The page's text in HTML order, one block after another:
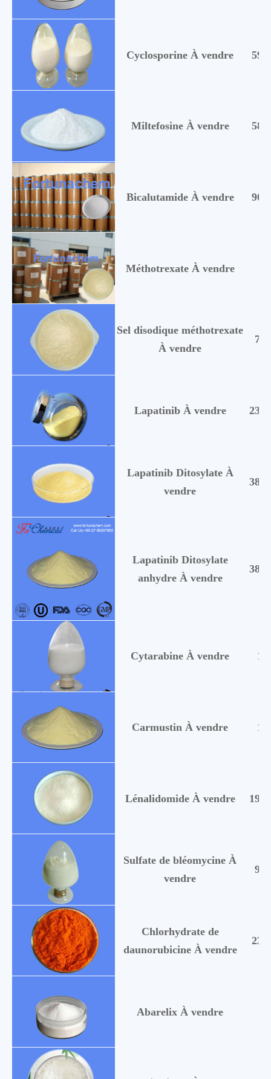
Cyclosporine À vendre
Miltefosine À vendre
Bicalutamide À vendre
Méthotrexate À vendre
Sel disodique méthotrexate
À vendre
Lapatinib À vendre
Lapatinib Ditosylate À
vendre
Lapatinib Ditosylate
anhydre À vendre
Cytarabine À vendre
Carmustin À vendre
Lénalidomide À vendre
Sulfate de bléomycine À
vendre
Chlorhydrate de
daunorubicine À vendre
Abarelix À vendre